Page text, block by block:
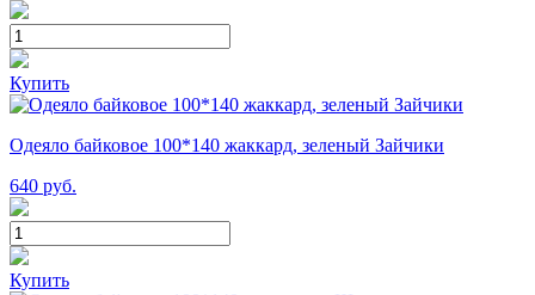
Купить
Одеяло байковое 100*140 жаккард, зеленый Зайчики
640 руб.
Купить